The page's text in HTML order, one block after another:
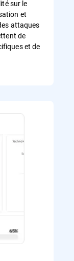
sur le
et
attaques
de
et de